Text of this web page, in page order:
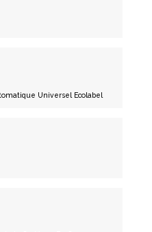
Universel Ecolabel